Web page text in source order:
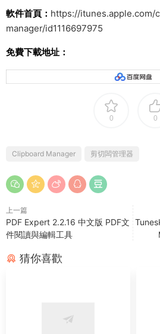
軟件首頁： https://itunes.apple.com/
manager/id1116697975
免費下載地址：
0 0
Clipboard Manager 剪切闆管理器
上一篇
PDF Expert 2.2.16 中文版 PDF文
件閱讀與編輯工具
猜你喜歡